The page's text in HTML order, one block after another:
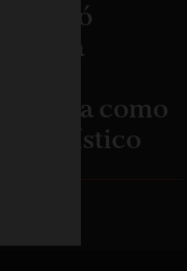
a
como
turístico